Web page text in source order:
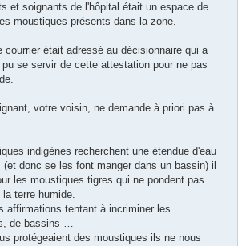
et soignants de l'hôpital était un espace de
moustiques présents dans la zone.
courrier était adressé au décisionnaire qui a
se servir de cette attestation pour ne pas
votre voisin, ne demande à priori pas à
indigènes recherchent une étendue d'eau
donc se les font manger dans un bassin) il
les moustiques tigres qui ne pondent pas
terre humide.
affirmations tentant à incriminer les
de bassins …
protégeaient des moustiques ils ne nous